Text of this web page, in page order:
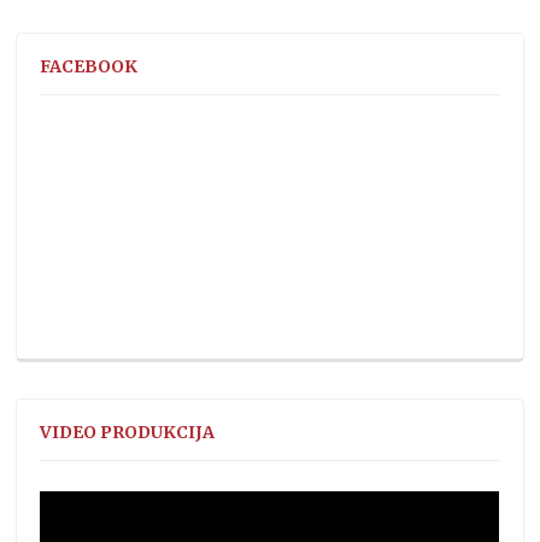
FACEBOOK
VIDEO PRODUKCIJA